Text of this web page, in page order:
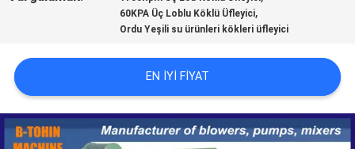
ISTEĞI
COMPANY
NEWS
60KPA Üç Loblu Köklü Üfleyici,
Ordu Yeşili su ürünleri kökleri üfleyici
EN IYI FIYAT